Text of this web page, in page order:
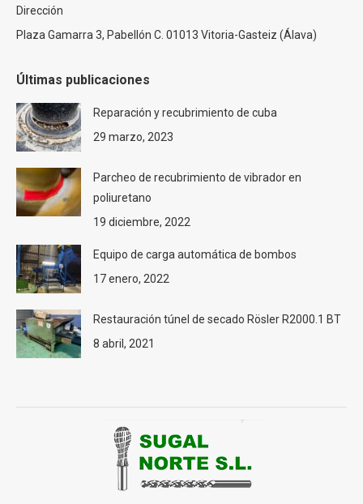
Dirección
Plaza Gamarra 3, Pabellón C. 01013 Vitoria-Gasteiz (Álava)
Últimas publicaciones
Reparación y recubrimiento de cuba
29 marzo, 2023
Parcheo de recubrimiento de vibrador en
poliuretano
19 diciembre, 2022
Equipo de carga automática de bombos
17 enero, 2022
Restauración túnel de secado Rösler R2000.1 BT
8 abril, 2021